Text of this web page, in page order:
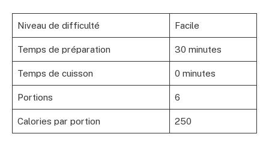
Niveau de difficulté Facile
Temps de préparation 30 minutes
Temps de cuisson 0 minutes
Portions 6
Calories par portion 250